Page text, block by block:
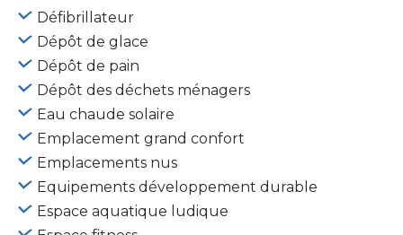
Défibrillateur
Dépôt de glace
Dépôt de pain
Dépôt des déchets ménagers
Eau chaude solaire
Emplacement grand confort
Emplacements nus
Equipements développement durable
Espace aquatique ludique